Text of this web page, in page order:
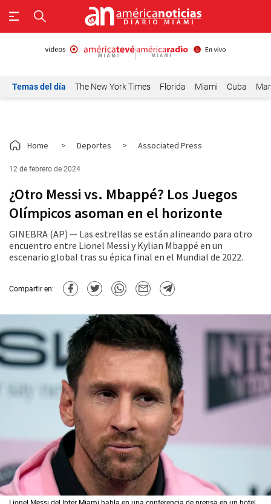
Temas del día The New York Times Florida Miami Cuba
Home > Deportes > Associated Press
12 de febrero de 2024
¿Otro Messi vs. Mbappé? Los Juegos
Olímpicos asoman en el horizonte
GINEBRA (AP) — Las estrellas se están alineando para otro
encuentro entre Lionel Messi y Kylian Mbappé en un
escenario global tras su épica final en el Mundial de 2022.
Compartir en: